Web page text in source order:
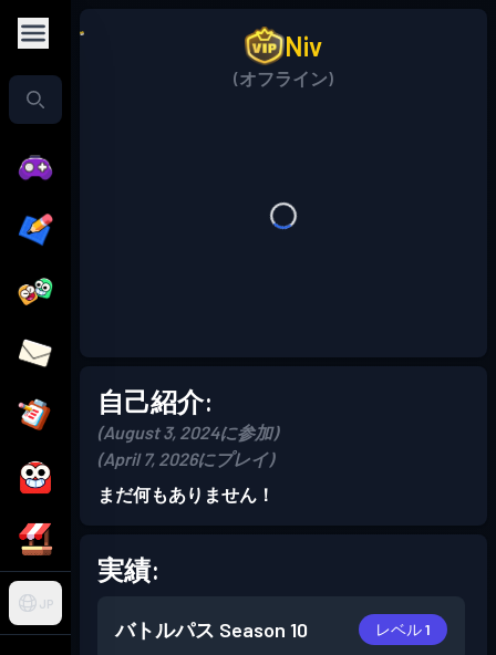
JP
Niv
(オフライン)
自己紹介:
(August 3, 2024に参加)
(April 7, 2026にプレイ)
まだ何もありません！
実績:
バトルパス Season 10 レベル 1